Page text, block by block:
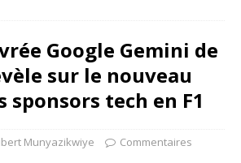
Google Gemini de
sur le nouveau
sponsors tech en F1
Munyazikwiye
Commentaires